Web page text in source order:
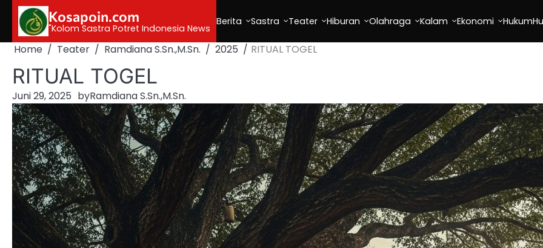
Skip
content
Kosapoin.com
"Kolom Sastra Potret Indonesia News
Berita Sastra Teater Hiburan Olahraga Kalam Ekonomi Hukum
Home Teater Ramdiana S.Sn.,M.Sn. 2025 RITUAL TOGEL
RITUAL TOGEL
Juni 29, 2025 byRamdiana S.Sn.,M.Sn.